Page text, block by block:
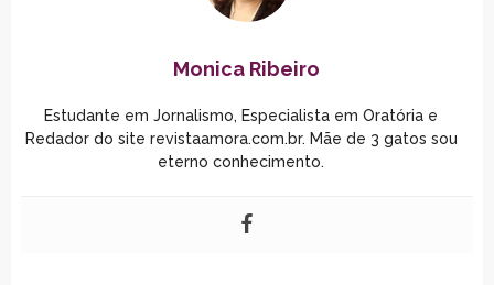
Monica Ribeiro
Estudante em Jornalismo, Especialista em Oratória e
Redador do site revistaamora.com.br. Mãe de 3 gatos sou
eterno conhecimento.